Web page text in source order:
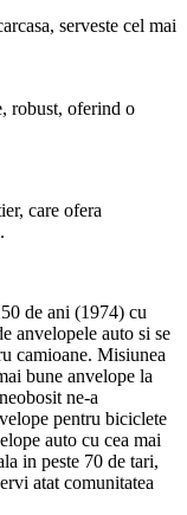
serveste cel mai
robust, oferind o
care ofera
de ani (1974) cu
anvelopele auto si se
camioane. Misiunea
bune anvelope la
ne-a
pentru biciclete
auto cu cea mai
in peste 70 de tari,
atat comunitatea